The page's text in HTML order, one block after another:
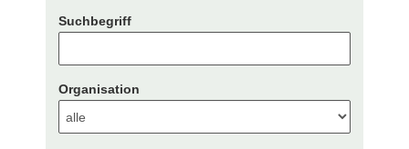
Suchbegriff
Organisation